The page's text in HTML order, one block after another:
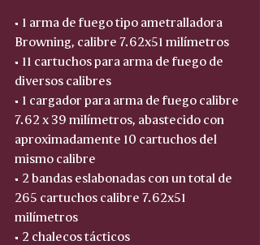
• 1 arma de fuego tipo ametralladora
Browning, calibre 7.62x51 milímetros
• 11 cartuchos para arma de fuego de
diversos calibres
• 1 cargador para arma de fuego calibre
7.62 x 39 milímetros, abastecido con
aproximadamente 10 cartuchos del
mismo calibre
• 2 bandas eslabonadas con un total de
265 cartuchos calibre 7.62x51
milímetros
• 2 chalecos tácticos